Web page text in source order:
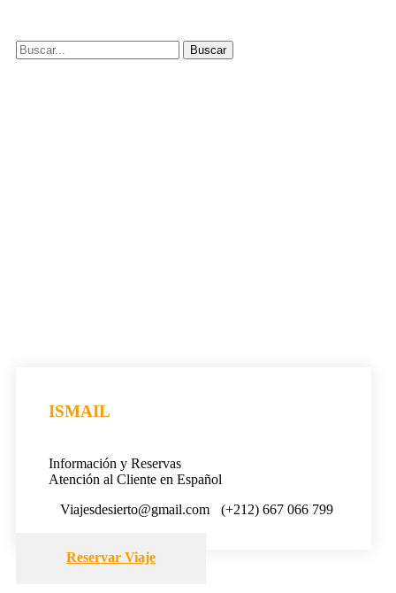
ISMAIL
Información y Reservas
Atención al Cliente en Español
Viajesdesierto@gmail.com
(+212) 667 066 799
Reservar Viaje